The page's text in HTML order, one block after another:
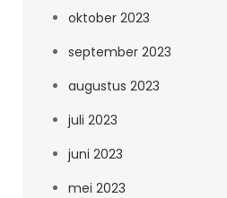
oktober 2023
september 2023
augustus 2023
juli 2023
juni 2023
mei 2023